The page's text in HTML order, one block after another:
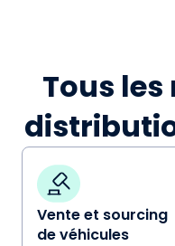
Tous
Vente et sourcing
de véhicules